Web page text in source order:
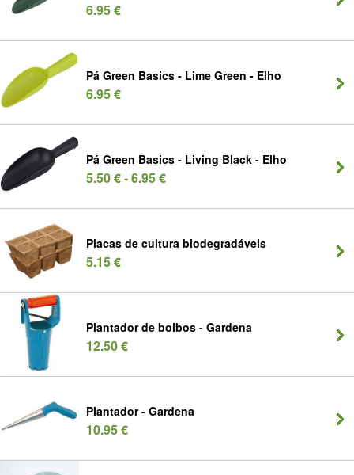
6.95 €
Pá Green Basics - Lime Green - Elho
6.95 €
Pá Green Basics - Living Black - Elho
5.50 € - 6.95 €
Placas de cultura biodegradáveis
5.15 €
Plantador de bolbos - Gardena
12.50 €
Plantador - Gardena
10.95 €